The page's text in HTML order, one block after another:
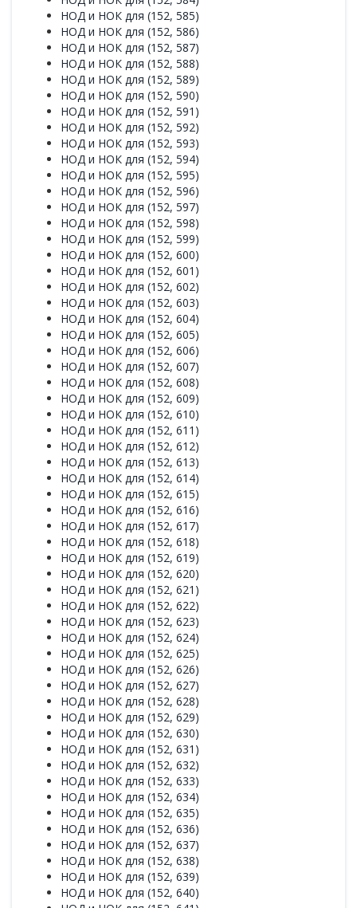
НОД и НОК для (152, 585)
НОД и НОК для (152, 586)
НОД и НОК для (152, 587)
НОД и НОК для (152, 588)
НОД и НОК для (152, 589)
НОД и НОК для (152, 590)
НОД и НОК для (152, 591)
НОД и НОК для (152, 592)
НОД и НОК для (152, 593)
НОД и НОК для (152, 594)
НОД и НОК для (152, 595)
НОД и НОК для (152, 596)
НОД и НОК для (152, 597)
НОД и НОК для (152, 598)
НОД и НОК для (152, 599)
НОД и НОК для (152, 600)
НОД и НОК для (152, 601)
НОД и НОК для (152, 602)
НОД и НОК для (152, 603)
НОД и НОК для (152, 604)
НОД и НОК для (152, 605)
НОД и НОК для (152, 606)
НОД и НОК для (152, 607)
НОД и НОК для (152, 608)
НОД и НОК для (152, 609)
НОД и НОК для (152, 610)
НОД и НОК для (152, 611)
НОД и НОК для (152, 612)
НОД и НОК для (152, 613)
НОД и НОК для (152, 614)
НОД и НОК для (152, 615)
НОД и НОК для (152, 616)
НОД и НОК для (152, 617)
НОД и НОК для (152, 618)
НОД и НОК для (152, 619)
НОД и НОК для (152, 620)
НОД и НОК для (152, 621)
НОД и НОК для (152, 622)
НОД и НОК для (152, 623)
НОД и НОК для (152, 624)
НОД и НОК для (152, 625)
НОД и НОК для (152, 626)
НОД и НОК для (152, 627)
НОД и НОК для (152, 628)
НОД и НОК для (152, 629)
НОД и НОК для (152, 630)
НОД и НОК для (152, 631)
НОД и НОК для (152, 632)
НОД и НОК для (152, 633)
НОД и НОК для (152, 634)
НОД и НОК для (152, 635)
НОД и НОК для (152, 636)
НОД и НОК для (152, 637)
НОД и НОК для (152, 638)
НОД и НОК для (152, 639)
НОД и НОК для (152, 640)